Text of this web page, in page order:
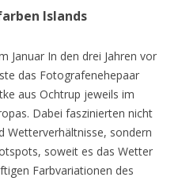
Islands
Januar In den drei Jahren vor
das Fotografenehepaar
aus Ochtrup jeweils im
Dabei faszinierten nicht
Wetterverhältnisse, sondern
soweit es das Wetter
Farbvariationen des